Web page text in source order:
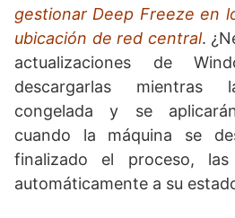
gestionar Deep Freeze en
ubicación de red central.
actualizaciones de
descargarlas
congelada y se
cuando la máquina se
finalizado el proceso, las
automáticamente a su